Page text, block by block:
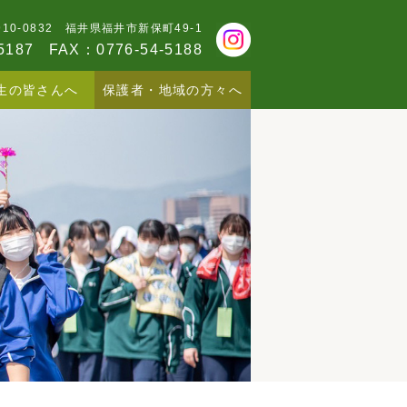
0832 福井県福井市新保町49-1
FAX：0776-54-5188
の皆さんへ 保護者・地域の方々へ